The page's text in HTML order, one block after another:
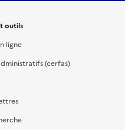
outils
ligne
(cerfas)